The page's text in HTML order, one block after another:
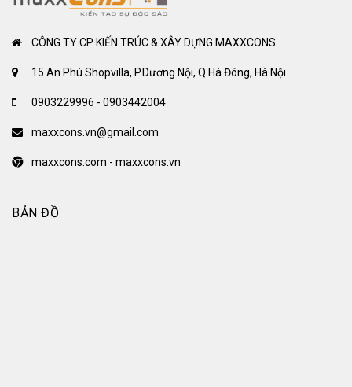
CÔNG TY CP KIẾN TRÚC & XÂY DỰNG MAXXCONS
15 An Phú Shopvilla, P.Dương Nội, Q.Hà Đông, Hà Nội
0903229996 - 0903442004
maxxcons.vn@gmail.com
maxxcons.com - maxxcons.vn
BẢN ĐỒ